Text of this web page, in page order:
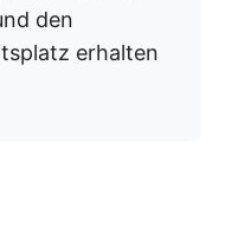
den
erhalten